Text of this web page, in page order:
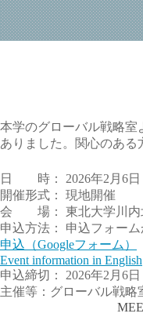
本学のグローバル戦略室
ありました。関心のある
日 時： 2026年2月6日
開催形式： 現地開催
会 場： 東北大学川内
申込方法： 申込フォーム
申込（Googleフォーム）
Event information in English
申込締切： 2026年2月6日
主催等：グローバル戦略